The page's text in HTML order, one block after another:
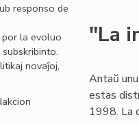
"La
Antaŭ
estas
1998. La
responso de
por la evoluo
novaĵoj,